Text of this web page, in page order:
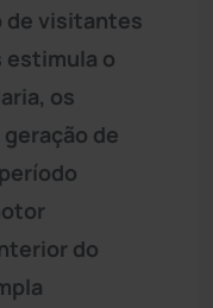
de visitantes
estimula o
os
de
do